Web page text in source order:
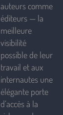
auteurs comme
éditeurs — la
meilleure
visibilité
possible de leur
travail et aux
internautes une
élégante porte
d’accès à la